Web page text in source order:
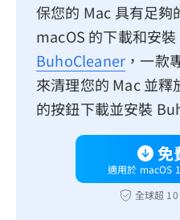
保您的 Mac 具有足
macOS 的下載和安
BuhoCleaner ，一款
來清理您的 Mac 並
的按鈕下載並安裝
免
適用於 macOS
全球超